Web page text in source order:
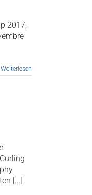
2017,
Weiterlesen
[...]